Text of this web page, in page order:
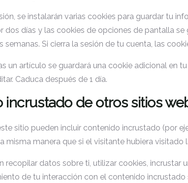
se instalarán varias cookies para guardar tu
dos días y las cookies de opciones de pantalla
semanas. Si cierra la sesión de tu cuenta, las
un artículo se guardará una cookie adicional en
Caduca después de 1 día.
incrustado de otros sitios
sitio pueden incluir contenido incrustado (por
misma manera que si el visitante hubiera visitado
recopilar datos sobre ti, utilizar cookies,
de tu interacción con el contenido